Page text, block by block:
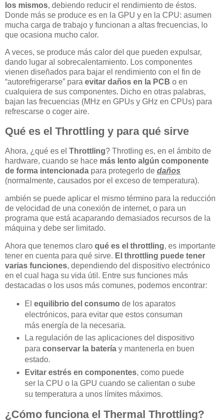
los mismos, debiendo reducir el rendimiento de éstos.
Donde más se produce es en la GPU y en la CPU: asumen
mucha carga de trabajo y funcionan a altas frecuencias, lo
que ocasiona mucho calor.
A veces, se produce más calor del que pueden expulsar,
dando lugar al sobrecalentamiento. Los componentes
vienen diseñados para bajar el rendimiento con el fin de
“autorefrigerarse” para evitar daños en la PCB o en
cualquiera de sus componentes. Dicho en otras palabras,
bajan las frecuencias (MHz en GPUs y GHz en CPUs) para
refrescarse o coger aire.
Qué es el Throttling y para qué sirve
Ahora, ¿qué es el Throttling? Throtling es, en el ámbito de
hardware, cuando se hace más lento algún componente
de forma intencionada para protegerlo de daños
(normalmente, causados por el exceso de temperatura).
ambién se puede aplicar el mismo término para la reducción
de velocidad de una conexión de internet, o para un
programa que está acaparando demasiados recursos de la
máquina y debe ser limitado.
Ahora que tenemos claro qué es el throttling, es importante
tener en cuenta para qué sirve. El throttling puede tener
varias funciones, dependiendo del dispositivo electrónico
en el cual haga su vida útil. Entre sus funciones más
destacadas o los usos más comunes, podemos encontrar:
El equilibrio del consumo de los aparatos
electrónicos, para evitar que estos consuman
más energía de la necesaria.
La regulación de las aplicaciones del dispositivo
para conservar la bateríay mantenerla en buen
estado.
Evitar estrés en componentes, como puede
ser la CPU o la GPU cuando se calientan o sube
su temperatura a unos límites máximos.
¿Cómo funciona el Thermal Throttling?